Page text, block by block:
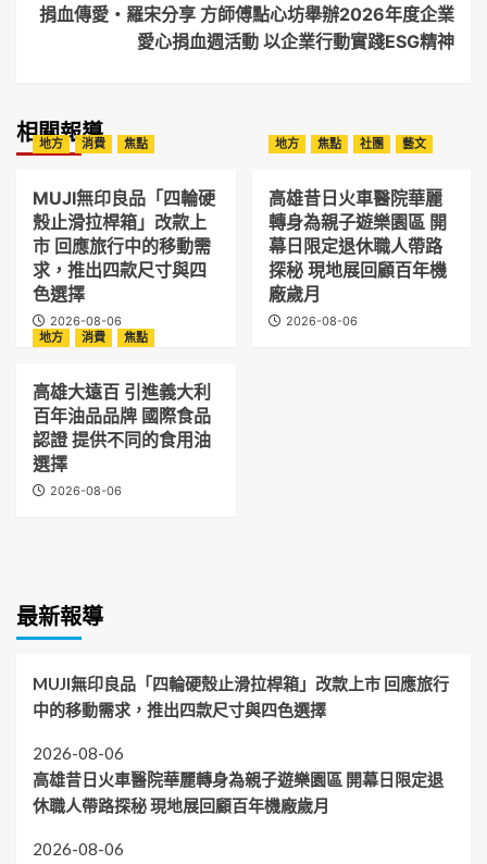
捐血傳愛・羅宋分享 方師傅點心坊舉辦2026年度企業
愛心捐血週活動 以企業行動實踐ESG精神
相關報導
地方 消費 焦點
MUJI無印良品「四輪硬
殼止滑拉桿箱」改款上
市 回應旅行中的移動需
求，推出四款尺寸與四
色選擇
2026-08-06
地方 焦點 社團 藝文
高雄昔日火車醫院華麗
轉身為親子遊樂園區 開
幕日限定退休職人帶路
探秘 現地展回顧百年機
廠歲月
2026-08-06
地方
消費 焦點
高雄大遠百 引進義大利
百年油品品牌 國際食品
認證 提供不同的食用油
選擇
2026-08-06
最新報導
MUJI無印良品「四輪硬殼止滑拉桿箱」改款上市 回應旅行
中的移動需求，推出四款尺寸與四色選擇
2026-08-06
高雄昔日火車醫院華麗轉身為親子遊樂園區 開幕日限定退
休職人帶路探秘 現地展回顧百年機廠歲月
2026-08-06